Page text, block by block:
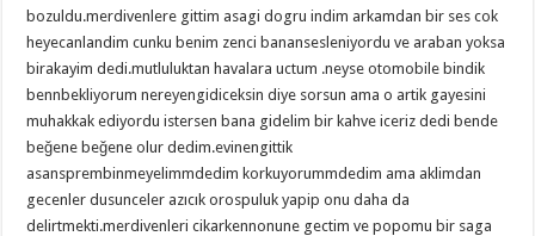
bozuldu.merdivenlere gittim asagi dogru indim arkamdan bir ses cok
heyecanlandim cunku benim zenci banansesleniyordu ve araban yoksa
birakayim dedi.mutluluktan havalara uctum .neyse otomobile bindik
bennbekliyorum nereyengidiceksin diye sorsun ama o artik gayesini
muhakkak ediyordu istersen bana gidelim bir kahve iceriz dedi bende
beğene beğene olur dedim.evinengittik
asansprembinmeyelimmdedim korkuyorummdedim ama aklimdan
gecenler dusunceler azıcık orospuluk yapip onu daha da
delirtmekti.merdivenleri cikarkennonune gectim ve popomu bir saga